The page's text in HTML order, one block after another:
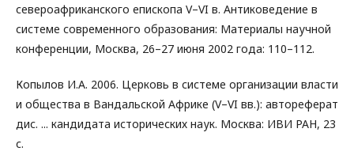
североафриканского епископа V–VI в. Антиковедение в
системе современного образования: Материалы научной
конференции, Москва, 26–27 июня 2002 года: 110–112.
Копылов И.А. 2006. Церковь в системе организации власти
и общества в Вандальской Африке (V–VI вв.): автореферат
дис. ... кандидата исторических наук. Москва: ИВИ РАН, 23
с.